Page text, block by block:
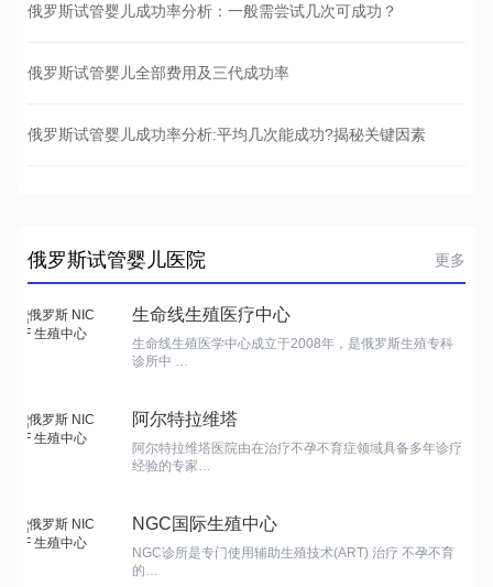
俄罗斯试管婴儿成功率分析：一般需尝试几次可成功？
俄罗斯试管婴儿全部费用及三代成功率
俄罗斯试管婴儿成功率分析:平均几次能成功?揭秘关键因素
俄罗斯试管婴儿医院 更多
生命线生殖医疗中心
生命线生殖医学中心成立于2008年，是俄罗斯生殖专科
诊所中 …
阿尔特拉维塔
阿尔特拉维塔医院由在治疗不孕不育症领域具备多年诊疗
经验的专家…
NGC国际生殖中心
NGC诊所是专门使用辅助生殖技术(ART) 治疗 不孕不育
的…